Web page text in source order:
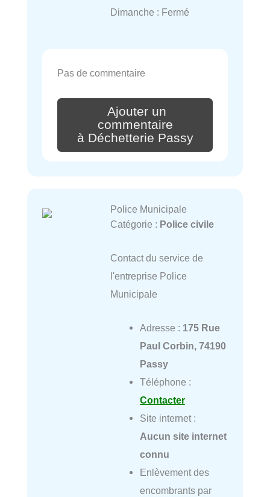
Dimanche : Fermé
Pas de commentaire
Ajouter un
commentaire
à Déchetterie Passy
Police Municipale
Catégorie : Police civile
Contact du service de
l'entreprise Police
Municipale
Adresse : 175 Rue
Paul Corbin, 74190
Passy
Téléphone :
Contacter
Site internet :
Aucun site internet
connu
Enlèvement des
encombrants par